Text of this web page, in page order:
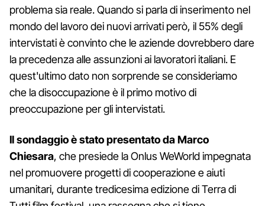
problema sia reale. Quando si parla di inserimento nel
mondo del lavoro dei nuovi arrivati però, il 55% degli
intervistati è convinto che le aziende dovrebbero dare
la precedenza alle assunzioni ai lavoratori italiani. E
quest'ultimo dato non sorprende se consideriamo
che la disoccupazione è il primo motivo di
preoccupazione per gli intervistati.
Il sondaggio è stato presentato daMarco
Chiesara, che presiede la Onlus WeWorld impegnata
nel promuovere progetti di cooperazione e aiuti
umanitari, durante tredicesima edizione di Terra di